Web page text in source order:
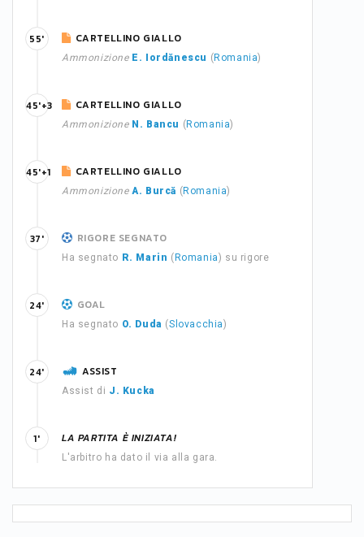
CARTELLINO GIALLO
Ammonizione E. Iordănescu ( Romania)
55'
CARTELLINO GIALLO
Ammonizione N. Bancu ( Romania)
45'+3
CARTELLINO GIALLO
Ammonizione A. Burcă ( Romania)
45'+1
RIGORE SEGNATO
Ha segnato R. Marin ( Romania) su rigore
37'
GOAL
Ha segnato O. Duda (Slovacchia)
24'
ASSIST
Assist di J. Kucka
24'
LA PARTITA È INIZIATA!
L'arbitro ha dato il via alla gara.
1'